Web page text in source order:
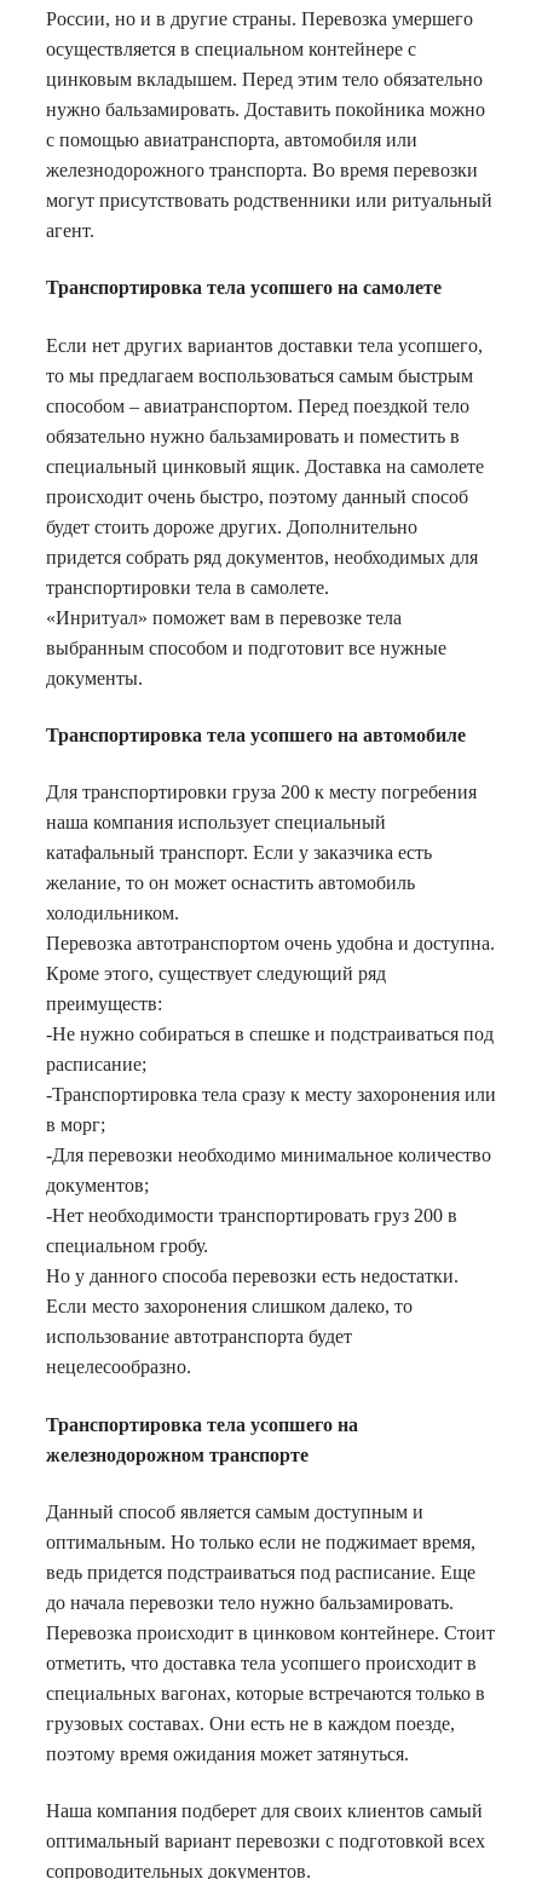
России, но и в другие страны. Перевозка умершего
осуществляется в специальном контейнере с
цинковым вкладышем. Перед этим тело обязательно
нужно бальзамировать. Доставить покойника можно
с помощью авиатранспорта, автомобиля или
железнодорожного транспорта. Во время перевозки
могут присутствовать родственники или ритуальный
агент.
Транспортировка тела усопшего на самолете
Если нет других вариантов доставки тела усопшего,
то мы предлагаем воспользоваться самым быстрым
способом – авиатранспортом. Перед поездкой тело
обязательно нужно бальзамировать и поместить в
специальный цинковый ящик. Доставка на самолете
происходит очень быстро, поэтому данный способ
будет стоить дороже других. Дополнительно
придется собрать ряд документов, необходимых для
транспортировки тела в самолете.
«Инритуал» поможет вам в перевозке тела
выбранным способом и подготовит все нужные
документы.
Транспортировка тела усопшего на автомобиле
Для транспортировки груза 200 к месту погребения
наша компания использует специальный
катафальный транспорт. Если у заказчика есть
желание, то он может оснастить автомобиль
холодильником.
Перевозка автотранспортом очень удобна и доступна.
Кроме этого, существует следующий ряд
преимуществ:
-Не нужно собираться в спешке и подстраиваться под
расписание;
-Транспортировка тела сразу к месту захоронения или
в морг;
-Для перевозки необходимо минимальное количество
документов;
-Нет необходимости транспортировать груз 200 в
специальном гробу.
Но у данного способа перевозки есть недостатки.
Если место захоронения слишком далеко, то
использование автотранспорта будет
нецелесообразно.
Транспортировка тела усопшего на
железнодорожном транспорте
Данный способ является самым доступным и
оптимальным. Но только если не поджимает время,
ведь придется подстраиваться под расписание. Еще
до начала перевозки тело нужно бальзамировать.
Перевозка происходит в цинковом контейнере. Стоит
отметить, что доставка тела усопшего происходит в
специальных вагонах, которые встречаются только в
грузовых составах. Они есть не в каждом поезде,
поэтому время ожидания может затянуться.
Наша компания подберет для своих клиентов самый
оптимальный вариант перевозки с подготовкой всех
сопроводительных документов.